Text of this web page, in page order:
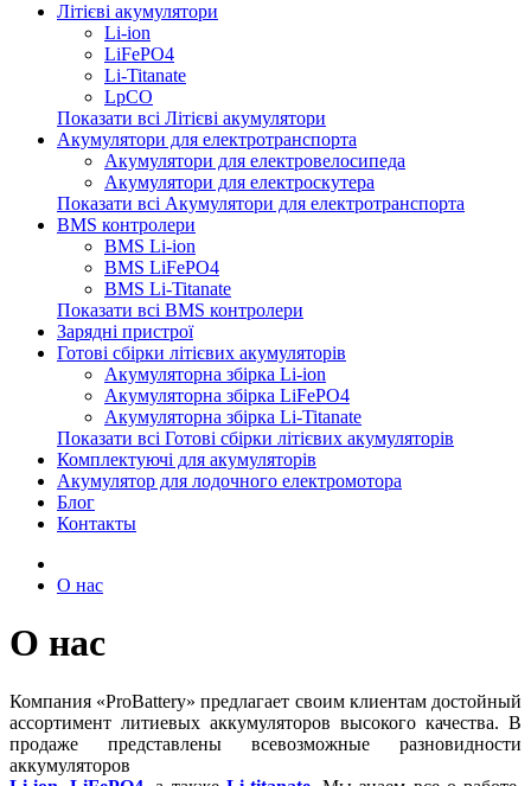
Літієві акумулятори
Li-ion
LiFePO4
Li-Titanate
LpCO
Показати всі Літієві акумулятори
Акумулятори для електротранспорта
Акумулятори для електровелосипеда
Акумулятори для електроскутера
Показати всі Акумулятори для електротранспорта
BMS контролери
BMS Li-ion
BMS LiFePO4
BMS Li-Titanate
Показати всі BMS контролери
Зарядні пристрої
Готові сбірки літієвих акумуляторів
Акумуляторна збірка Li-ion
Акумуляторна збірка LiFePO4
Акумуляторна збірка Li-Titanate
Показати всі Готові сбірки літієвих акумуляторів
Комплектуючі для акумуляторів
Акумулятор для лодочного електромотора
Блог
Контакты
О нас
О нас
Компания «ProBattery» предлагает своим клиентам достойный
ассортимент литиевых аккумуляторов высокого качества. В
продаже представлены всевозможные разновидности
аккумуляторов